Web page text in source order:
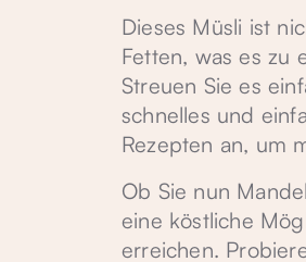
Dieses Müsli ist
Fetten, was es zu
Streuen Sie es
schnelles und
Rezepten an, um
Ob Sie nun
eine köstliche
erreichen.